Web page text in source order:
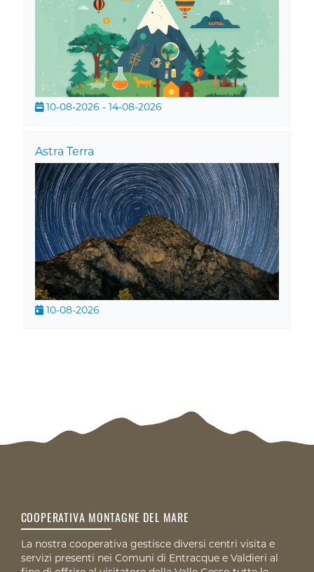
10-08-2026 - 14-08-2026
Astra Terra
10-08-2026
COOPERATIVA MONTAGNE DEL MARE
La nostra cooperativa gestisce diversi centri visita e
servizi presenti nei Comuni di Entracque e Valdieri al